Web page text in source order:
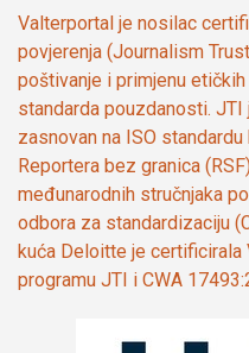
Valterportal je nosilac
povjerenja (Journalism
poštivanje i primjenu
standarda pouzdanosti.
zasnovan na ISO
Reportera bez granica
međunarodnih stručnjaka
odbora za standardizaciju
kuća Deloitte je certificirala
programu JTI i CWA